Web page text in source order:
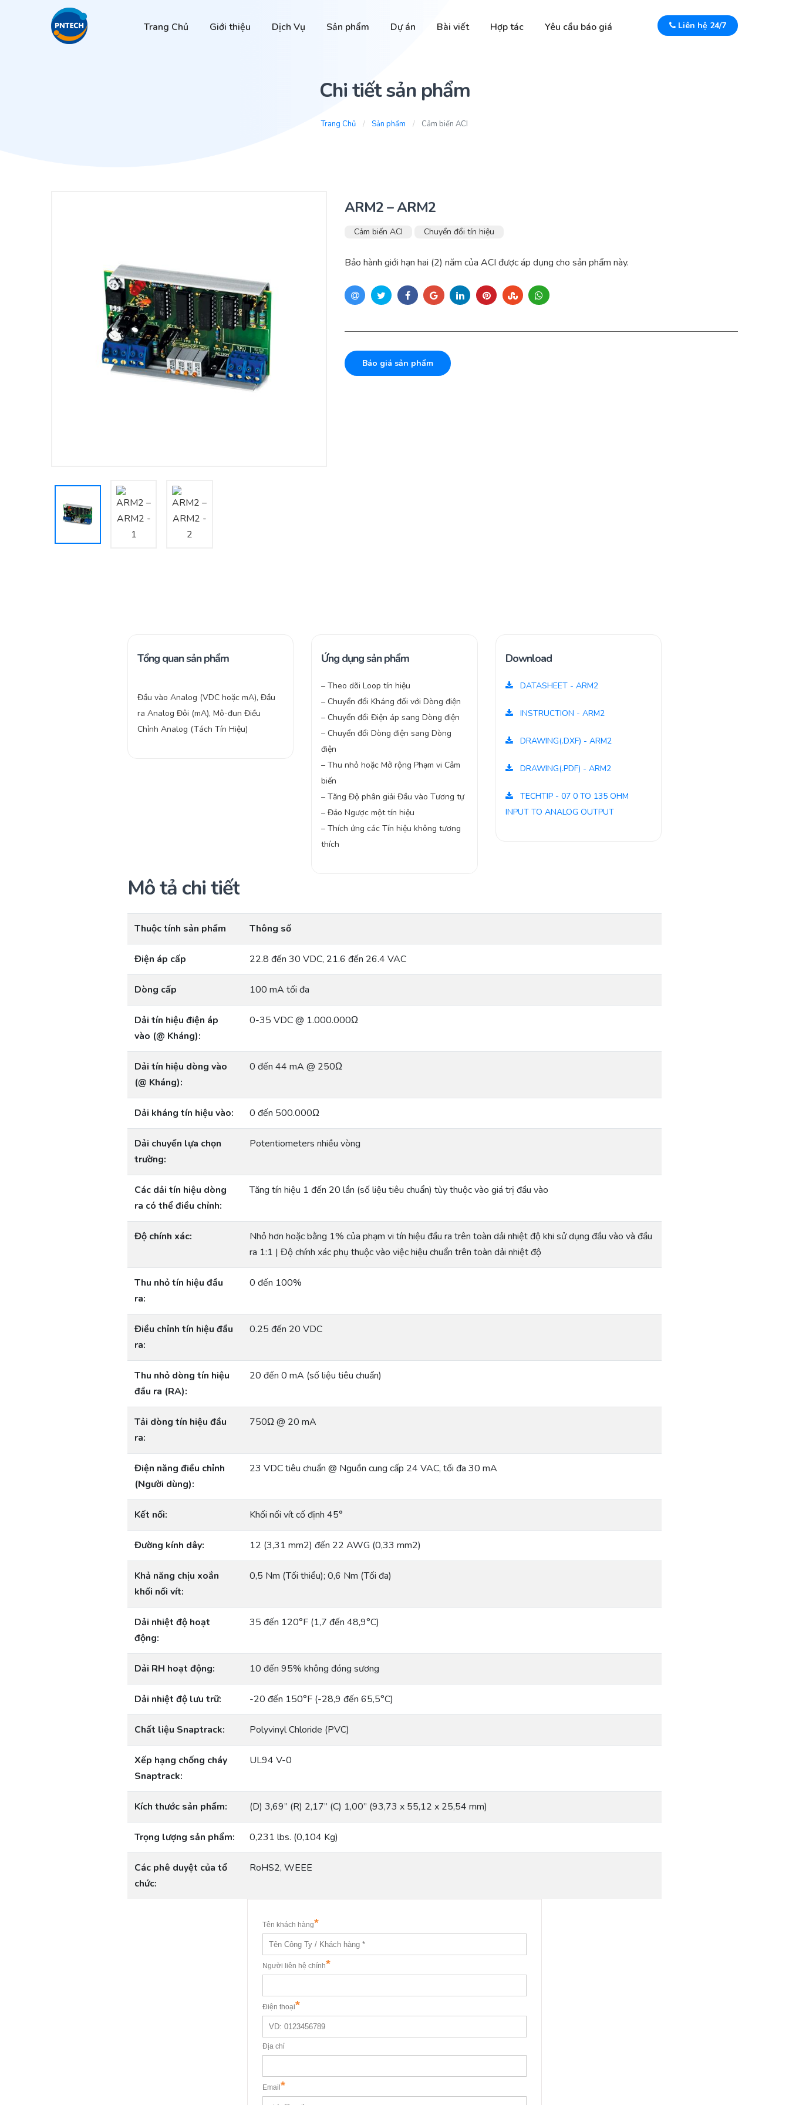
Trang Chủ Giới thiệu Dịch Vụ Sản phẩm Dự án Bài viết Hợp tác Yêu cầu báo giá Liên hệ 24/7
Chi tiết sản phẩm
Trang Chủ Sản phẩm Cảm biến ACI
ARM2 – ARM2
Cảm biến ACI Chuyển đổi tín hiệu
Bảo hành giới hạn hai (2) năm của ACI được áp dụng cho sản phẩm này.
Báo giá sản phẩm
Tổng quan sản phẩm
Đầu vào Analog (VDC hoặc mA), Đầu
ra Analog Đôi (mA), Mô-đun Điều
Chỉnh Analog (Tách Tín Hiệu)
Ứng dụng sản phẩm
– Theo dõi Loop tín hiệu
– Chuyển đổi Kháng đối với Dòng điện
– Chuyển đổi Điện áp sang Dòng điện
– Chuyển đổi Dòng điện sang Dòng
điện
– Thu nhỏ hoặc Mở rộng Phạm vi Cảm
biến
– Tăng Độ phân giải Đầu vào Tương tự
– Đảo Ngược một tín hiệu
– Thích ứng các Tín hiệu không tương
thích
Download
DATASHEET - ARM2
INSTRUCTION - ARM2
DRAWING(.DXF) - ARM2
DRAWING(.PDF) - ARM2
TECHTIP - 07 0 TO 135 OHM
INPUT TO ANALOG OUTPUT
Mô tả chi tiết
Thuộc tính sản phẩm Thông số
Điện áp cấp 22.8 đến 30 VDC, 21.6 đến 26.4 VAC
Dòng cấp 100 mA tối đa
Dải tín hiệu điện áp
vào (@ Kháng):
0-35 VDC @ 1.000.000Ω
Dải tín hiệu dòng vào
(@ Kháng):
0 đến 44 mA @ 250Ω
Dải kháng tín hiệu vào: 0 đến 500.000Ω
Dải chuyển lựa chọn
trường:
Potentiometers nhiều vòng
Các dải tín hiệu dòng
ra có thể điều chỉnh:
Tăng tín hiệu 1 đến 20 lần (số liệu tiêu chuẩn) tùy thuộc vào giá trị đầu vào
Độ chính xác:
Nhỏ hơn hoặc bằng 1% của phạm vi tín hiệu đầu ra trên toàn dải nhiệt độ khi sử dụng đầu vào và đầu
ra 1:1 | Độ chính xác phụ thuộc vào việc hiệu chuẩn trên toàn dải nhiệt độ
Thu nhỏ tín hiệu đầu
ra:
0 đến 100%
Điều chỉnh tín hiệu đầu
ra:
0.25 đến 20 VDC
Thu nhỏ dòng tín hiệu
đầu ra (RA):
20 đến 0 mA (số liệu tiêu chuẩn)
Tải dòng tín hiệu đầu
ra:
750Ω @ 20 mA
Điện năng điều chỉnh
(Người dùng):
23 VDC tiêu chuẩn @ Nguồn cung cấp 24 VAC, tối đa 30 mA
Kết nối: Khối nối vít cố định 45°
Đường kính dây: 12 (3,31 mm2) đến 22 AWG (0,33 mm2)
Khả năng chịu xoắn
khối nối vít:
0,5 Nm (Tối thiểu); 0,6 Nm (Tối đa)
Dải nhiệt độ hoạt
động:
35 đến 120°F (1,7 đến 48,9°C)
Dải RH hoạt động: 10 đến 95% không đóng sương
Dải nhiệt độ lưu trữ: -20 đến 150°F (-28,9 đến 65,5°C)
Chất liệu Snaptrack: Polyvinyl Chloride (PVC)
Xếp hạng chống cháy
Snaptrack:
UL94 V-0
Kích thước sản phẩm: (D) 3,69” (R) 2,17” (C) 1,00” (93,73 x 55,12 x 25,54 mm)
Trọng lượng sản phẩm: 0,231 lbs. (0,104 Kg)
Các phê duyệt của tổ
chức:
RoHS2, WEEE